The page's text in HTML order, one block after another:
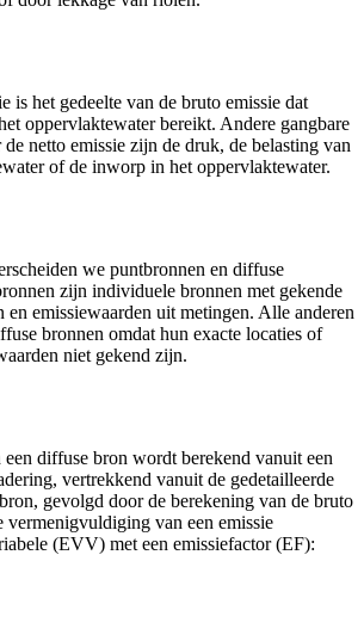
is het gedeelte van de bruto emissie dat
oppervlaktewater bereikt. Andere gangbare
netto emissie zijn de druk, de belasting van
of de inworp in het oppervlaktewater.
we puntbronnen en diffuse
zijn individuele bronnen met gekende
en emissiewaarden uit metingen. Alle anderen
bronnen omdat hun exacte locaties of
niet gekend zijn.
een diffuse bron wordt berekend vanuit een
vertrekkend vanuit de gedetailleerde
gevolgd door de berekening van de bruto
vermenigvuldiging van een emissie
(EVV) met een emissiefactor (EF):